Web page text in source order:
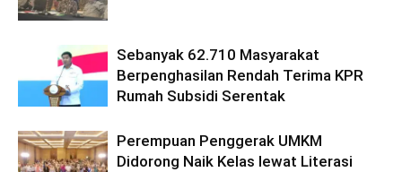
Sebanyak 62.710 Masyarakat
Berpenghasilan Rendah Terima KPR
Rumah Subsidi Serentak
Perempuan Penggerak UMKM
Didorong Naik Kelas lewat Literasi